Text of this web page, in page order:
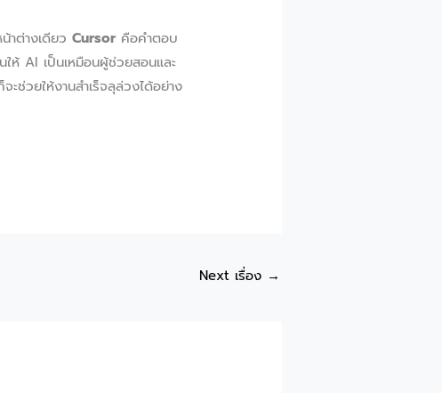
าต่างเดียวCursor คือคำตอบ
ให้ AI เป็นเหมือนผู้ช่วยสอนและ
จะช่วยให้งานสำเร็จลุล่วงได้อย่าง
Next เรื่อง →